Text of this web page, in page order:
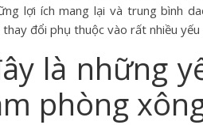
lợi ích mang lại và trung bình
đổi phụ thuộc vào rất nhiều yếu
là những
phòng